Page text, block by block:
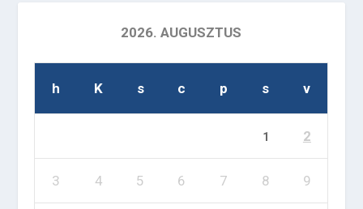
2026. AUGUSZTUS
h K s c p s v
1 2
3 4 5 6 7 8 9